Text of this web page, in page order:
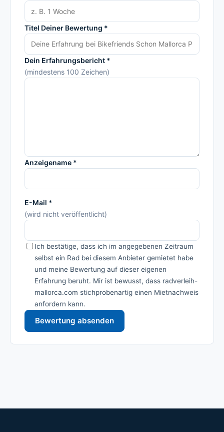
Titel Deiner Bewertung *
Dein Erfahrungsbericht *
(mindestens 100 Zeichen)
Anzeigename *
E-Mail *
(wird nicht veröffentlicht)
Ich bestätige, dass ich im angegebenen Zeitraum
selbst ein Rad bei diesem Anbieter gemietet habe
und meine Bewertung auf dieser eigenen
Erfahrung beruht. Mir ist bewusst, dass radverleih-
mallorca.com stichprobenartig einen Mietnachweis
anfordern kann.
Bewertung absenden